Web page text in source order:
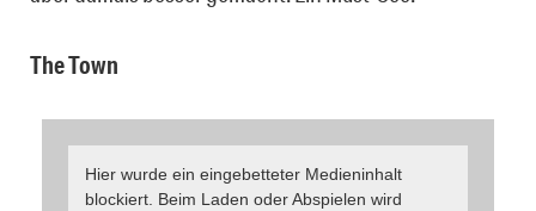
The Town
Hier wurde ein eingebetteter Medieninhalt
blockiert. Beim Laden oder Abspielen wird